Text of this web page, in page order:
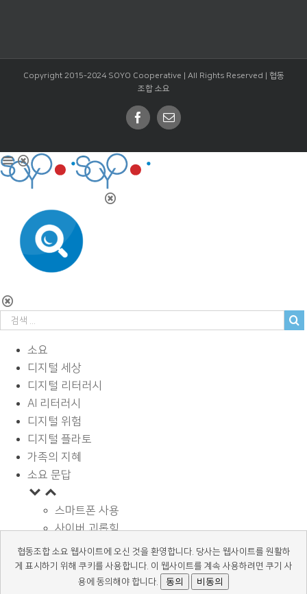
Copyright 2015-2024 SOYO Cooperative | All Rights Reserved | 협동
조합 소요
Facebook
Email
소요
디지털 세상
디지털 리터러시
AI 리터러시
디지털 위험
디지털 플라토
가족의 지혜
소요 문답
스마트폰 사용
사이버 괴롭힘
페이스북과 SNS
디지털과 학습
광고 바로알기
협동조합 소요 웹사이트에 오신 것을 환영합니다. 당사는 웹사이트를 원활하
게 표시하기 위해 쿠키를 사용합니다. 이 웹사이트를 계속 사용하려면 쿠기 사
용에 동의해야 합니다.
동의 비동의